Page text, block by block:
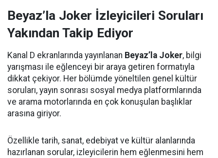
Beyaz’la Joker İzleyicileri Soruları
Yakından Takip Ediyor
Kanal D ekranlarında yayınlanan Beyaz’la Joker, bilgi
yarışması ile eğlenceyi bir araya getiren formatıyla
dikkat çekiyor. Her bölümde yöneltilen genel kültür
soruları, yayın sonrası sosyal medya platformlarında
ve arama motorlarında en çok konuşulan başlıklar
arasına giriyor.
Özellikle tarih, sanat, edebiyat ve kültür alanlarında
hazırlanan sorular, izleyicilerin hem eğlenmesini hem